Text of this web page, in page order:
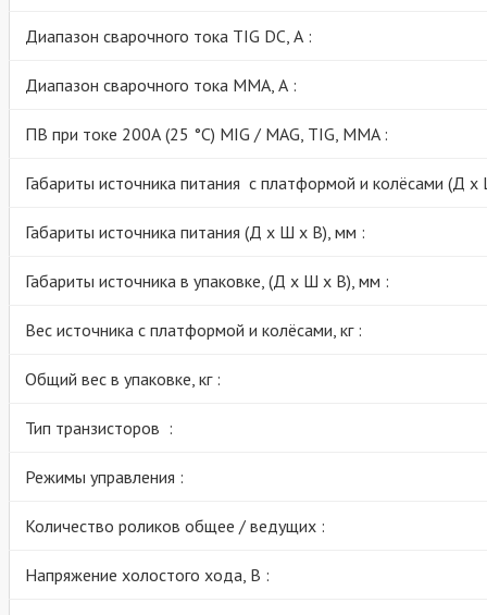
Диапазон сварочного тока TIG DC, А :
Диапазон сварочного тока MMA, А :
ПВ при токе 200А (25 °C) МIG / MAG, TIG, MMA :
Габариты источника питания с платформой и колёсами (Д
Габариты источника питания (Д х Ш х В), мм :
Габариты источника в упаковке, (Д х Ш х В), мм :
Вес источника с платформой и колёсами, кг :
Общий вес в упаковке, кг :
Тип транзисторов :
Режимы управления :
Количество роликов общее / ведущих :
Напряжение холостого хода, В :